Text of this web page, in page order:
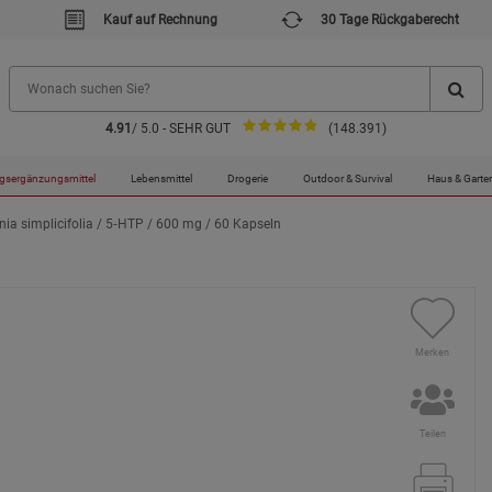
Kauf auf Rechnung 30 Tage Rückgaberecht
4.91 / 5.0 - SEHR GUT (148.391)
Lebensmittel Drogerie Outdoor & Survival Haus &
simplicifolia / 5‑HTP / 600 mg / 60 Kapseln
Merken
Teilen